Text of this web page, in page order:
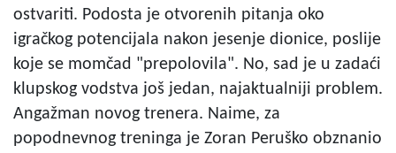
ostvariti. Podosta je otvorenih pitanja oko
igračkog potencijala nakon jesenje dionice, poslije
koje se momčad "prepolovila". No, sad je u zadaći
klupskog vodstva još jedan, najaktualniji problem.
Angažman novog trenera. Naime, za
popodnevnog treninga je Zoran Peruško obznanio